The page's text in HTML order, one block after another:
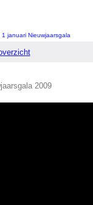
januari Nieuwjaarsgala
2009